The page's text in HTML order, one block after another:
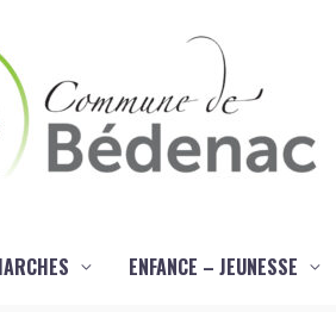
ENFANCE – JEUNESSE